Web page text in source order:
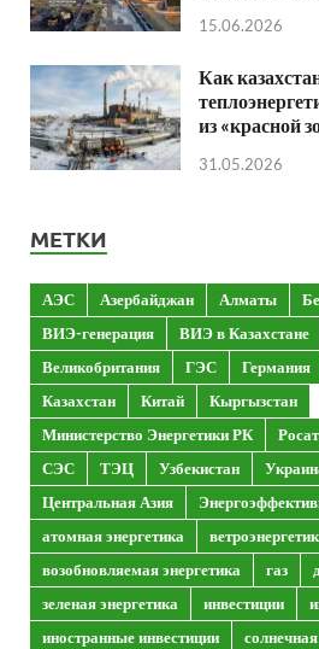
15.06.2026
Как
из «красной
31.05.2026
МЕТКИ
АЭС Азербайджан Алматы
ВИЭ-генерация
ВИЭ в Казахстане
Великобритания
ГЭС Германия
Казахстан
Китай
Кыргызстан
Министерство Энергетики РК
СЭС
ТЭЦ Узбекистан
Центральная Азия
атомная энергетика
возобновляемая энергетика
газ
зеленая энергетика
инвестиции
иностранные инвестиции